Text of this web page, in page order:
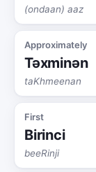
(ondaan) aaz
Approximately
Təxminən
taKhmeenan
First
Birinci
beeRinji